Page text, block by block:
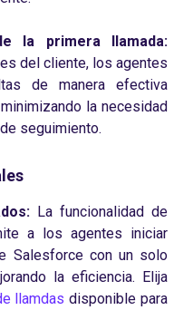
la primera llamada:
del cliente, los agentes
de manera efectiva
la necesidad
seguimiento.
La funcionalidad de
a los agentes iniciar
Salesforce con un solo
la eficiencia. Elija
llamdas disponible para